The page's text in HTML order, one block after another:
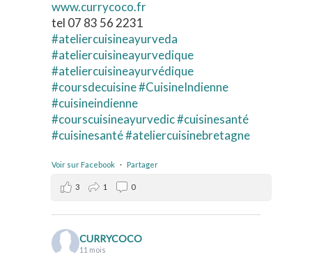
www.currycoco.fr
tel 07 83 56 2231
#ateliercuisineayurveda
#ateliercuisineayurvedique
#ateliercuisineayurvédique
#coursdecuisine#CuisineIndienne
#cuisineindienne
#courscuisineayurvedic#cuisinesanté
#cuisinesanté#ateliercuisinebretagne
Voir sur Facebook · Partager
3 1 0
CURRYCOCO
11 mois